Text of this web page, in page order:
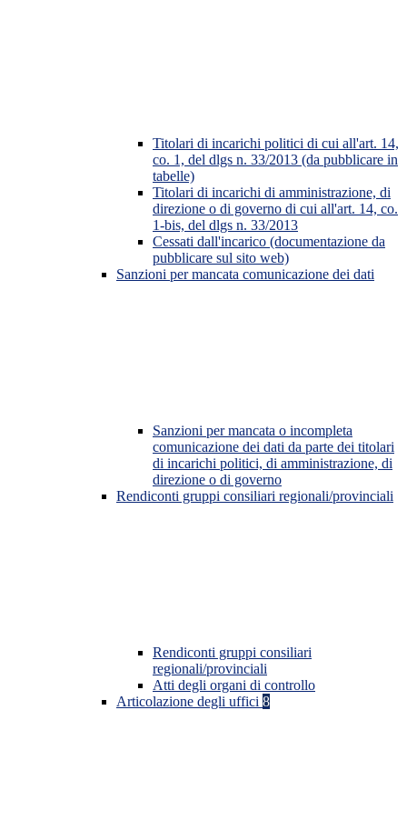
Titolari di incarichi politici di cui all'art. 14,
co. 1, del dlgs n. 33/2013 (da pubblicare in
tabelle)
Titolari di incarichi di amministrazione, di
direzione o di governo di cui all'art. 14, co.
1-bis, del dlgs n. 33/2013
Cessati dall'incarico (documentazione da
pubblicare sul sito web)
Sanzioni per mancata comunicazione dei dati
Sanzioni per mancata o incompleta
comunicazione dei dati da parte dei titolari
di incarichi politici, di amministrazione, di
direzione o di governo
Rendiconti gruppi consiliari regionali/provinciali
Rendiconti gruppi consiliari
regionali/provinciali
Atti degli organi di controllo
Articolazione degli uffici 8